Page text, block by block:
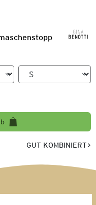
GUT KOMBINIERT